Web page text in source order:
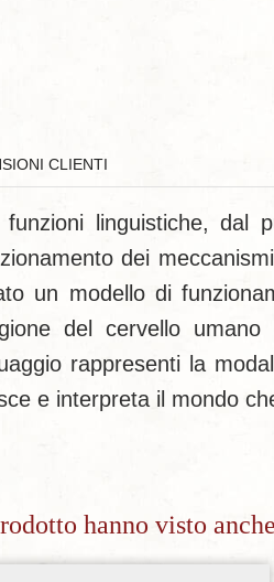
CLIENTI
linguistiche, dal
dei
un modello di
del cervello
rappresenti la
e interpreta il mondo
hanno visto